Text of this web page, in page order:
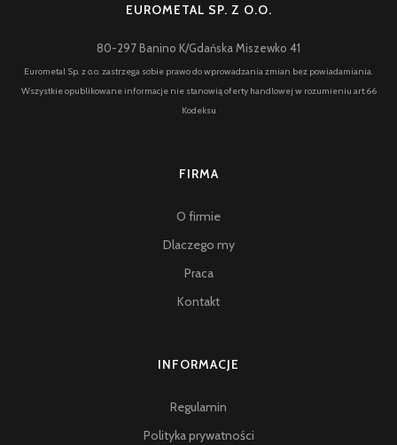
EUROMETAL SP. Z O.O.
80-297 Banino K/Gdańska Miszewko 41
Eurometal Sp. z o.o. zastrzega sobie prawo do wprowadzania zmian bez powiadamiania.
Wszystkie opublikowane informacje nie stanowią oferty handlowej w rozumieniu art.66
Kodeksu
FIRMA
O firmie
Dlaczego my
Praca
Kontakt
INFORMACJE
Regulamin
Polityka prywatności